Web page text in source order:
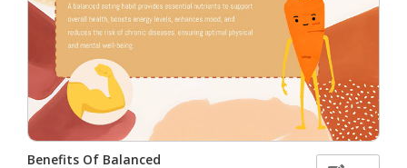
Benefits Of Balanced